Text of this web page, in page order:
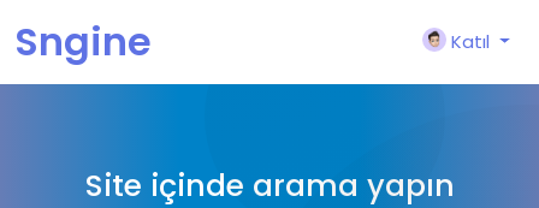
Sngine Katıl
Site içinde arama yapın